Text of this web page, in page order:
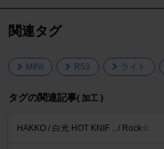
関連タグ
MINI R53 ライト
タグの関連記事( 加工 )
HAKKO / 白光 HOT KNIF .../ Rock☆